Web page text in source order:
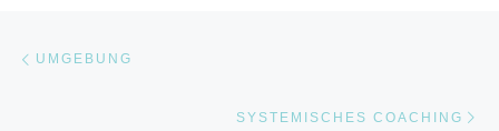
UMGEBUNG
SYSTEMISCHES COACHING